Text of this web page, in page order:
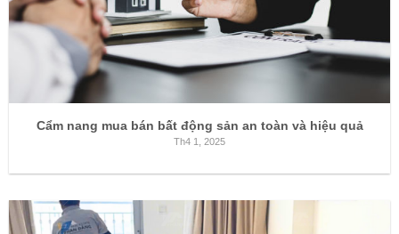
Cẩm nang mua bán bất động sản an toàn và hiệu quả
Th4 1, 2025